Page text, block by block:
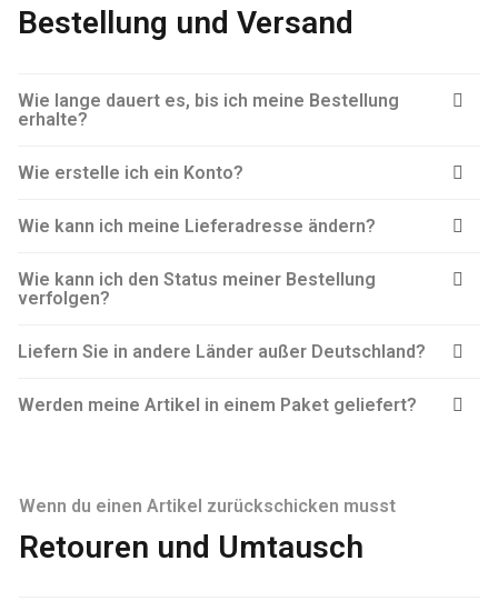
Bestellung und Versand
Wie lange dauert es, bis ich meine Bestellung
erhalte?
Wie erstelle ich ein Konto?
Wie kann ich meine Lieferadresse ändern?
Wie kann ich den Status meiner Bestellung
verfolgen?
Liefern Sie in andere Länder außer Deutschland?
Werden meine Artikel in einem Paket geliefert?
Wenn du einen Artikel zurückschicken musst
Retouren und Umtausch